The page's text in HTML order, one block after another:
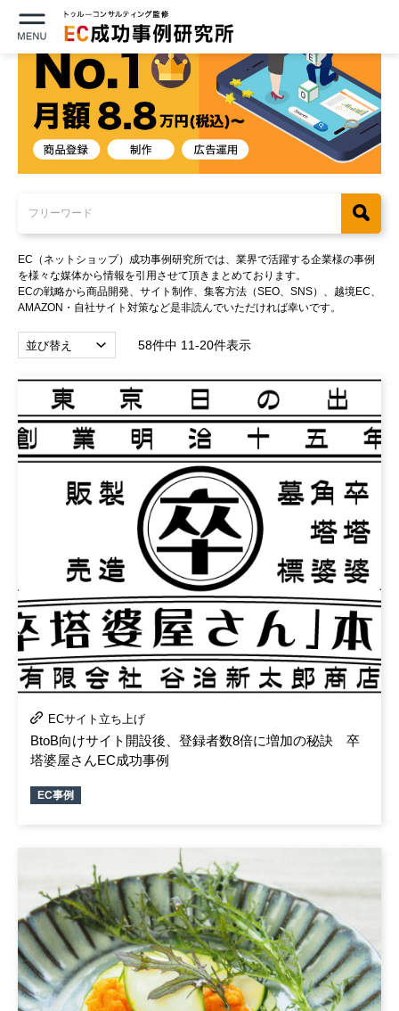
EC（ネットショップ）成功事例研究所では、業界で活躍する企業様の事例
を様々な媒体から情報を引用させて頂きまとめております。
ECの戦略から商品開発、サイト制作、集客方法（SEO、SNS）、越境EC、
AMAZON・自社サイト対策など是非読んでいただければ幸いです。
58件中 11-20件表示
ECサイト立ち上げ
BtoB向けサイト開設後、登録者数8倍に増加の秘訣 卒
塔婆屋さんEC成功事例
EC事例